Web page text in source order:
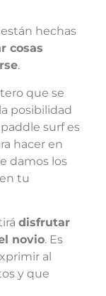
hechas
cosas
.
que se
posibilidad
paddle surf es
hacer en
damos los
tu
disfrutar
novio. Es
al
y que